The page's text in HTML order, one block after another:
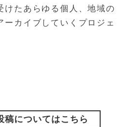
けたあらゆる個人、地域の
ーカイブしていくプロジェ
稿についてはこちら